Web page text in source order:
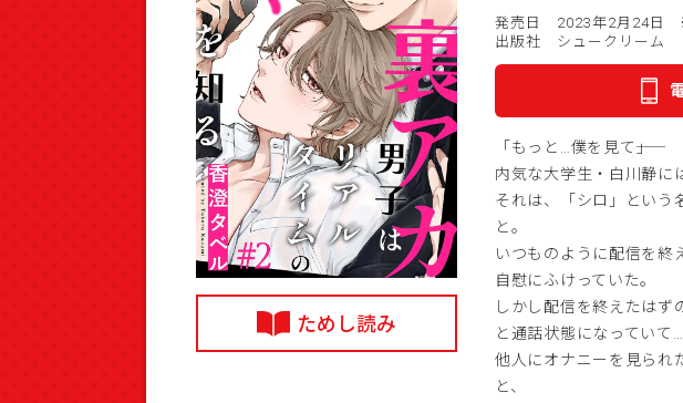
ためし読み
発売日 2023年2月24日
出版社 シュークリーム
「もっと…僕を見て――」
内気な大学生・白川静に
それは、「シロ」という
と。
いつものように配信を終
自慰にふけっていた。
しかし配信を終えたはず
と通話状態になっていて…
他人にオナニーを見られ
と、